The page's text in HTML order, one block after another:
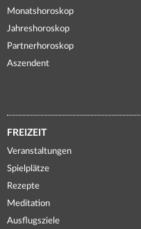
Monatshoroskop
Jahreshoroskop
Partnerhoroskop
Aszendent
FREIZEIT
Veranstaltungen
Spielplätze
Rezepte
Meditation
Ausflugsziele